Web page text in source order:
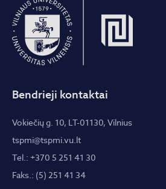
Bendrieji kontaktai
Vokiečių g. 10, LT-01130, Vilnius
tspmi@tspmi.vu.lt
Tel.: +370 5 251 41 30
Faks.: (5) 251 41 34